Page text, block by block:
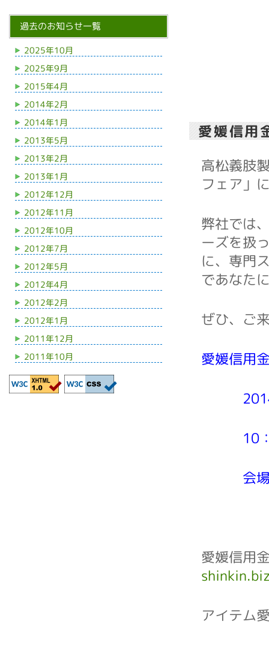
愛媛信用
高松義肢
フェア」
弊社では
ーズを扱
に、専門
であなた
ぜひ、ご
愛媛信用
2014
10：
会場
愛媛信用
アイテ
過去のお知らせ一覧
2025年10月
2025年9月
2015年4月
2014年2月
2014年1月
2013年5月
2013年2月
2013年1月
2012年12月
2012年11月
2012年10月
2012年7月
2012年5月
2012年4月
2012年2月
2012年1月
2011年12月
2011年10月